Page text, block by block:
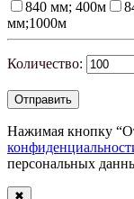
840 мм; 400м
мм;1000м
Количество:
Нажимая кнопку
персональных
✖